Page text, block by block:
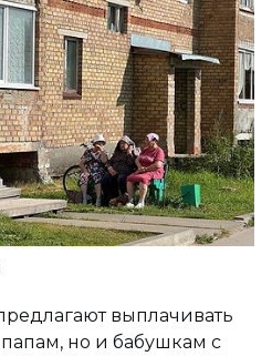
выплачивать
но и бабушкам с